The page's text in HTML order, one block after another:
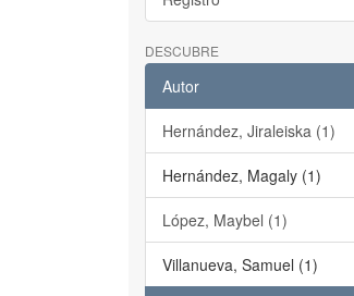
DESCUBRE
Autor
Hernández, Jiraleiska (1)
Hernández, Magaly (1)
López, Maybel (1)
Villanueva, Samuel (1)